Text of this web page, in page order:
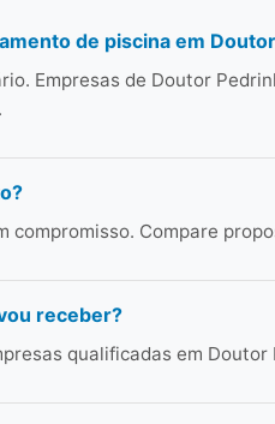
de piscina em
Empresas de Doutor
compromisso. Compare
receber?
qualificadas em